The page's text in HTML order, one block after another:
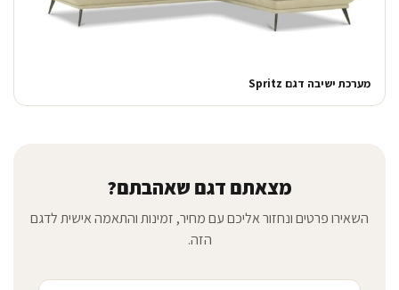
מערכת ישיבה דגם Spritz
מצאתם דגם שאהבתם?
השאירו פרטים ונחזור אליכם עם מחיר, זמינות והתאמה אישית לדגם
הזה.